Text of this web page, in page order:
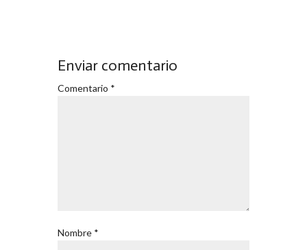
Enviar comentario
Comentario *
Nombre *